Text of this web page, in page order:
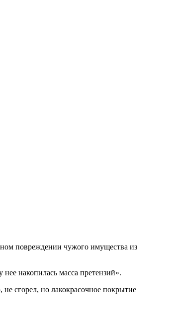
повреждении чужого имущества из
накопилась масса претензий».
сгорел, но лакокрасочное покрытие